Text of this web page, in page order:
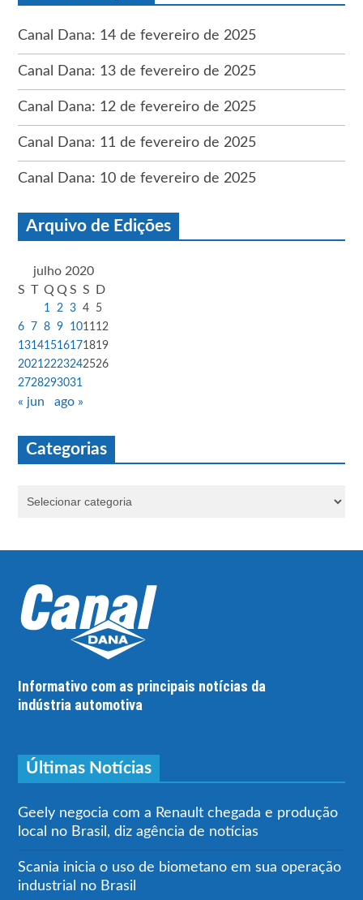
Canal Dana: 14 de fevereiro de 2025
Canal Dana: 13 de fevereiro de 2025
Canal Dana: 12 de fevereiro de 2025
Canal Dana: 11 de fevereiro de 2025
Canal Dana: 10 de fevereiro de 2025
Arquivo de Edições
julho 2020
S T Q Q S S D
1 2 3 4
5
6
7 8 9 1011 12
13141516171819
2021 2223242526
2728293031
« jun ago »
Categorias
Informativo com as principais notícias da
indústria automotiva
Últimas Notícias
Geely negocia com a Renault chegada e produção
local no Brasil, diz agência de notícias
Scania inicia o uso de biometano em sua operação
industrial no Brasil